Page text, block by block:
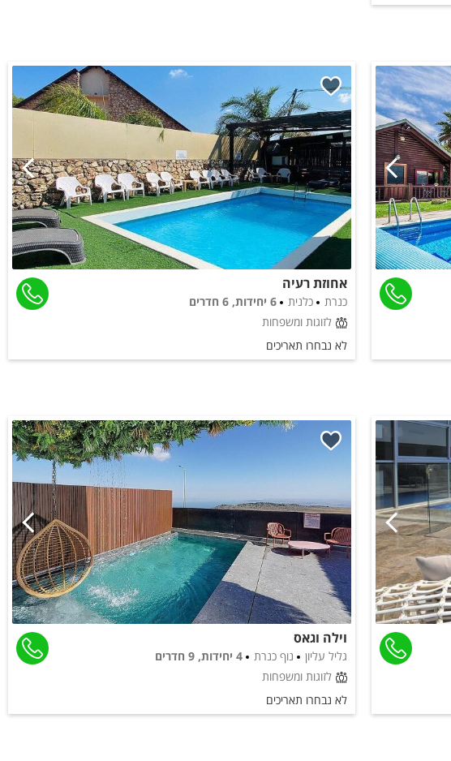
אחוזת רעיה
כנרת כלנית
6 יחידות, 6 חדרים
לזוגות ומשפחות
לא נבחרו תאריכים
וילה וגאס
גליל עליון נוף כנרת
4 יחידות, 9 חדרים
לזוגות ומשפחות
לא נבחרו תאריכים